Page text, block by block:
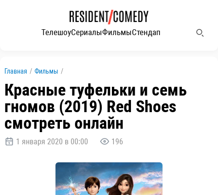
ТелешоуСериалыФильмыСтендап
Главная / Фильмы /
Красные туфельки и семь
гномов (2019) Red Shoes
смотреть онлайн
1 января 2020 в 00:00 196